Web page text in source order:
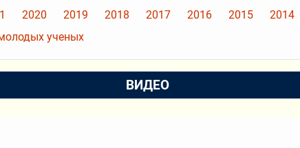
2020 2019 2018 2017 2016 2015 2014
ученых
ВИДЕО